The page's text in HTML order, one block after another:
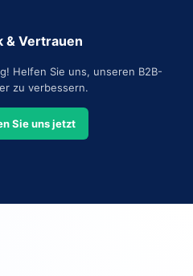
& Vertrauen
Helfen Sie uns, unseren B2B-
zu verbessern.
Sie uns jetzt